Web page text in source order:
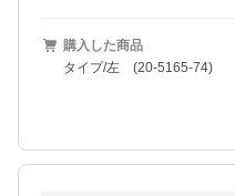
購入した商品
タイプ/左 (20-5165-74)